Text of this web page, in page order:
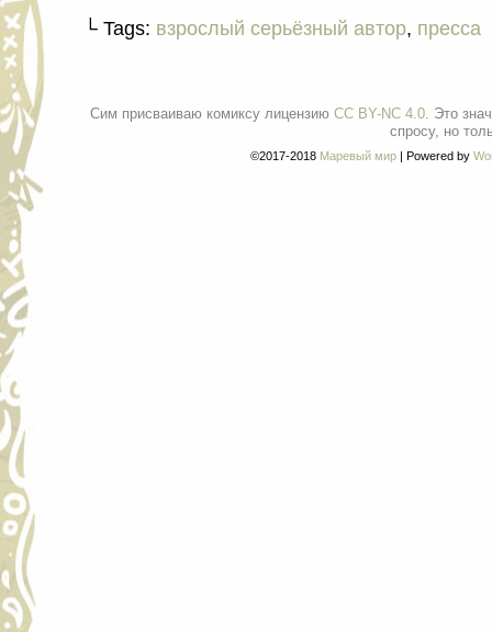
└ Tags: взрослый серьёзный автор, пресса
Сим присваиваю комиксу лицензию CC BY-NC 4.0. Это
спросу, но
©2017-2018 Маревый мир | Powered by